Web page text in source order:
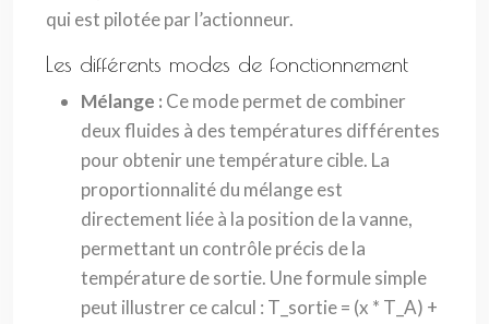
qui est pilotée par l’actionneur.
Les différents modes de fonctionnement
Mélange : Ce mode permet de combiner
deux fluides à des températures différentes
pour obtenir une température cible. La
proportionnalité du mélange est
directement liée à la position de la vanne,
permettant un contrôle précis de la
température de sortie. Une formule simple
peut illustrer ce calcul : T_sortie = (x * T_A) +